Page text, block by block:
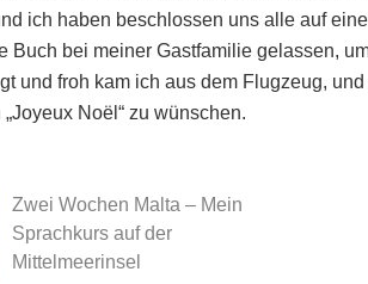
ich haben beschlossen uns alle auf
Buch bei meiner Gastfamilie gelassen,
und froh kam ich aus dem Flugzeug,
Noël“ zu wünschen.
Zwei Wochen Malta – Mein
Sprachkurs auf der
Mittelmeerinsel